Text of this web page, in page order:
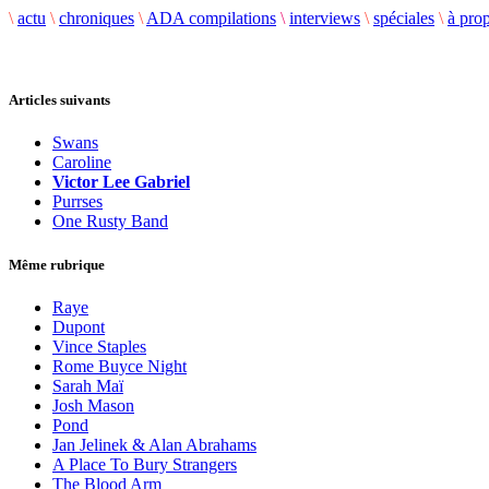
\ actu \ chroniques \ ADA compilations \ interviews \ spéciales \ à
Articles suivants
Swans
Caroline
Victor Lee Gabriel
Purrses
One Rusty Band
Même rubrique
Raye
Dupont
Vince Staples
Rome Buyce Night
Sarah Maï
Josh Mason
Pond
Jan Jelinek & Alan Abrahams
A Place To Bury Strangers
The Blood Arm